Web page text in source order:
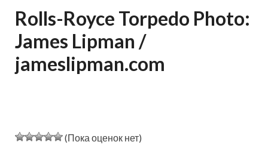
Rolls-Royce Torpedo Photo:
James Lipman /
jameslipman.com
(Пока оценок нет)